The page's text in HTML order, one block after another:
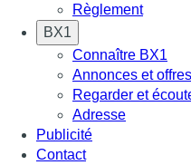
Règlement
BX1
Connaître BX1
Annonces et
Regarder et
Adresse
Publicité
Contact